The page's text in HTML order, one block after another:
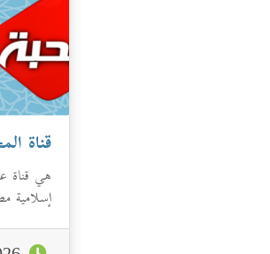
قناة
هي قناة
إسلامية
وتفاسير